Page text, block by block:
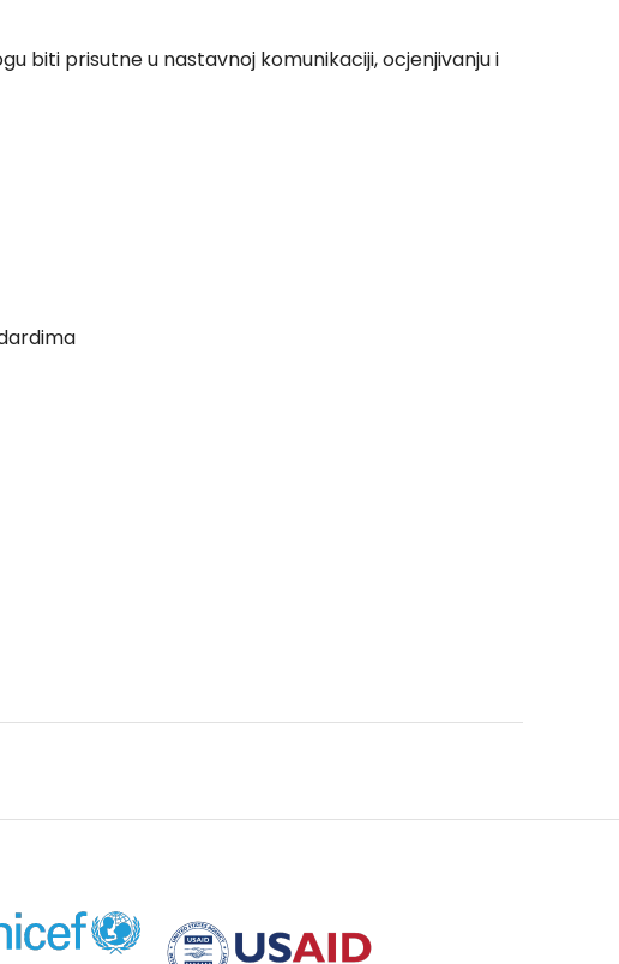
biti prisutne u nastavnoj komunikaciji, ocjenjivanju i